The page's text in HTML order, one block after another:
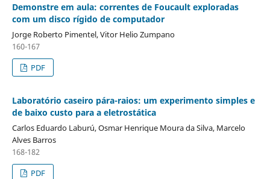
Demonstre em aula: correntes de Foucault exploradas
com um disco rígido de computador
Jorge Roberto Pimentel, Vitor Helio Zumpano
160-167
PDF
Laboratório caseiro pára-raios: um experimento simples e
de baixo custo para a eletrostática
Carlos Eduardo Laburú, Osmar Henrique Moura da Silva, Marcelo
Alves Barros
168-182
PDF